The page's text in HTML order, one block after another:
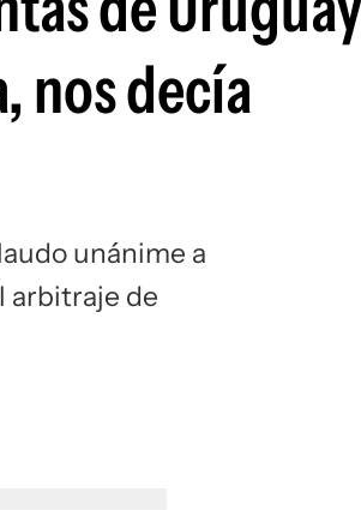
nos decía
unánime a
arbitraje de